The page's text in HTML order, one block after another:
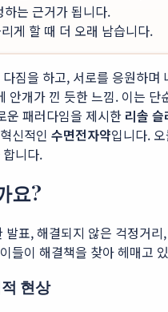
는 근거가 됩니다.
게 할 때 더 오래 남습니다.
짐을 하고, 서로를 응원하
개가 낀 듯한 느낌. 이는
운 패러다임을 제시한 리솔 슬
신적인 수면전자약입니다.
니다.
요?
표, 해결되지 않은 걱정거
들이 해결책을 찾아 헤매고
현상